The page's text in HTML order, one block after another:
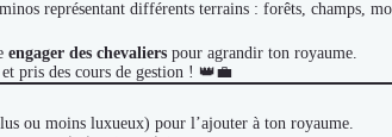
représentant différents terrains : forêts, champs,
engager des chevaliers pour agrandir ton royaume.
pris des cours de gestion ! 👑💼
ou moins luxueux) pour l’ajouter à ton royaume.